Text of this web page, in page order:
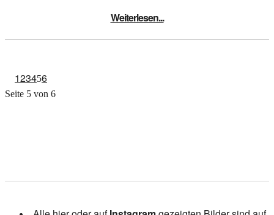
Weiterlesen...
123456
Seite 5 von 6